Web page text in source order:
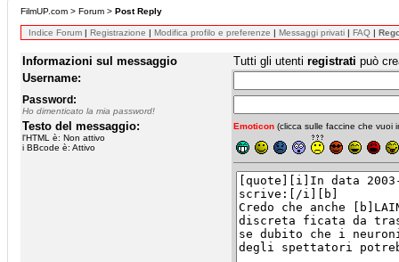
FilmUP.com > Forum > Post Reply
Indice Forum | Registrazione | Modifica profilo e preferenze | Messaggi privati | FAQ |
Informazioni sul messaggio Tutti gli utenti registrati può
Username:
Password:
Ho dimenticato la mia password!
Testo del messaggio:
l'HTML è: Non attivo
i BBcode è: Attivo
Emoticon (clicca sulle faccine che vuoi